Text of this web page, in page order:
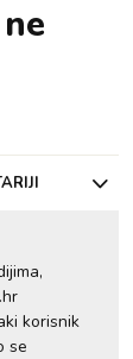
korisnik
se